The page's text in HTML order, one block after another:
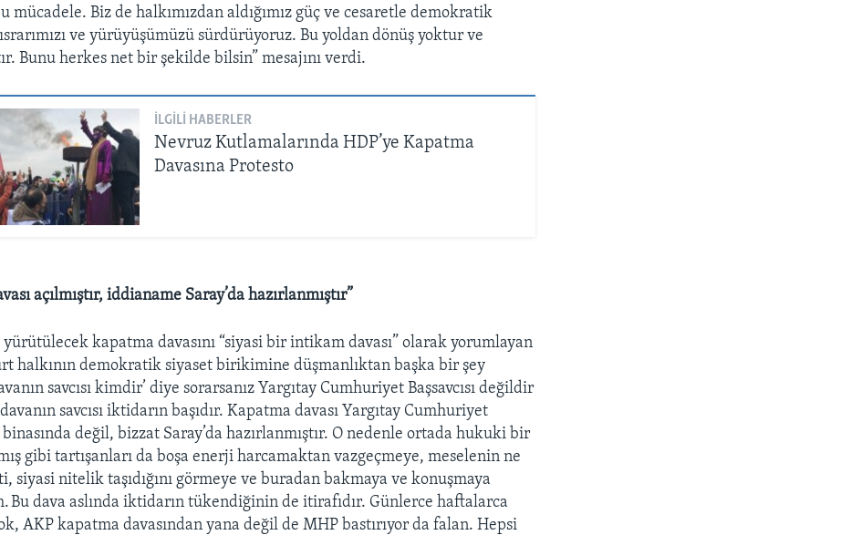
mücadele. Biz de halkımızdan aldığımız güç ve cesaretle demokratik
ve yürüyüşümüzü sürdürüyoruz. Bu yoldan dönüş yoktur ve
Bunu herkes net bir şekilde bilsin” mesajını verdi.
İLGILI HABERLER
Nevruz Kutlamalarında HDP’ye Kapatma
Davasına Protesto
açılmıştır, iddianame Saray’da hazırlanmıştır”
yürütülecek kapatma davasını “siyasi bir intikam davası” olarak yorumlayan
halkının demokratik siyaset birikimine düşmanlıktan başka bir şey
savcısı kimdir’ diye sorarsanız Yargıtay Cumhuriyet Başsavcısı değildir
savcısı iktidarın başıdır. Kapatma davası Yargıtay Cumhuriyet
binasında değil, bizzat Saray’da hazırlanmıştır. O nedenle ortada hukuki bir
gibi tartışanları da boşa enerji harcamaktan vazgeçmeye, meselenin ne
siyasi nitelik taşıdığını görmeye ve buradan bakmaya ve konuşmaya
Bu dava aslında iktidarın tükendiğinin de itirafıdır. Günlerce haftalarca
AKP kapatma davasından yana değil de MHP bastırıyor da falan. Hepsi